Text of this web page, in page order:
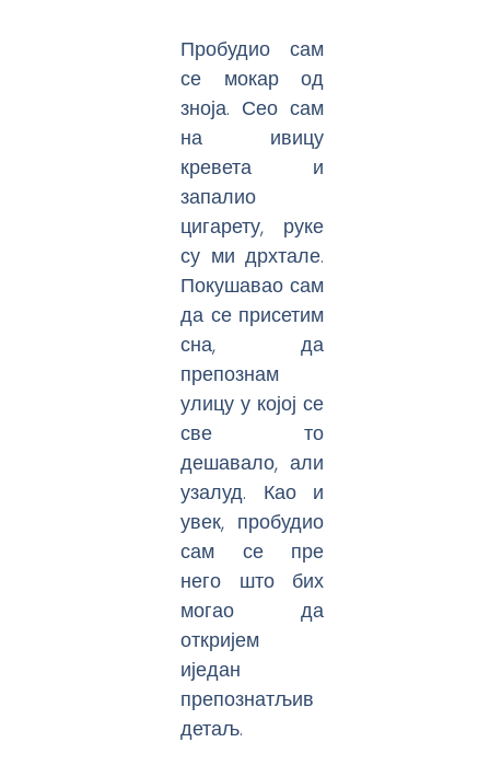
Пробудио сам
се мокар од
зноја. Сео сам
на ивицу
кревета и
запалио
цигарету, руке
су ми дрхтале.
Покушавао сам
да се присетим
сна, да
препознам
улицу у којој се
све то
дешавало, али
узалуд. Као и
увек, пробудио
сам се пре
него што бих
могао да
откријем
иједан
препознатљив
детаљ.